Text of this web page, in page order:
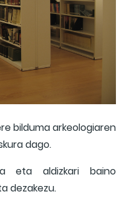
bilduma arkeologiaren
dago.
eta aldizkari baino
dezakezu.